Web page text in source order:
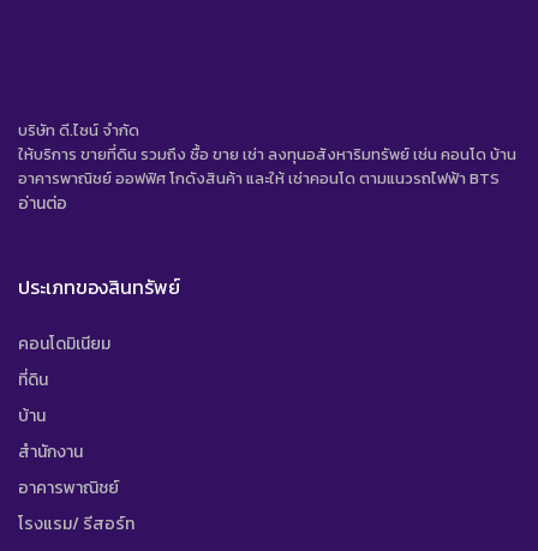
บริษัท ดี.ไซน์ จํากัด
ให้บริการ ขายที่ดิน รวมถึง ซื้อ ขาย เช่า ลงทุนอสังหาริมทรัพย์ เช่น คอนโด บ้าน
อาคารพาณิชย์ ออฟฟิศ โกดังสินค้า และให้ เช่าคอนโด ตามแนวรถไฟฟ้า BTS
อ่านต่อ
ประเภทของสินทรัพย์
คอนโดมิเนียม
ที่ดิน
บ้าน
สำนักงาน
อาคารพาณิชย์
โรงแรม/ รีสอร์ท